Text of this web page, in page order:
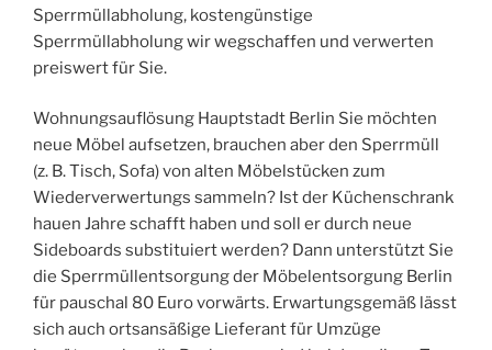
Sperrmüllabholung, kostengünstige
Sperrmüllabholung wir wegschaffen und verwerten
preiswert für Sie.
Wohnungsauflösung Hauptstadt Berlin Sie möchten
neue Möbel aufsetzen, brauchen aber den Sperrmüll
(z. B. Tisch, Sofa) von alten Möbelstücken zum
Wiederverwertungs sammeln? Ist der Küchenschrank
hauen Jahre schafft haben und soll er durch neue
Sideboards substituiert werden? Dann unterstützt Sie
die Sperrmüllentsorgung der Möbelentsorgung Berlin
für pauschal 80 Euro vorwärts. Erwartungsgemäß lässt
sich auch ortsansäßige Lieferant für Umzüge